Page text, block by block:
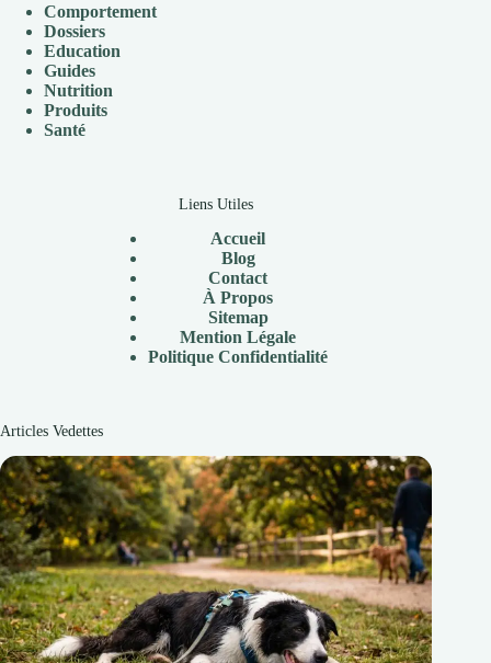
Comportement
Dossiers
Education
Guides
Nutrition
Produits
Santé
Liens Utiles
Accueil
Blog
Contact
À Propos
Sitemap
Mention Légale
Politique Confidentialité
Articles Vedettes